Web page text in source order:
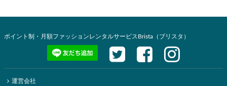
ポイント制・月額ファッションレンタルサービスBrista（ブリスタ）
運営会社